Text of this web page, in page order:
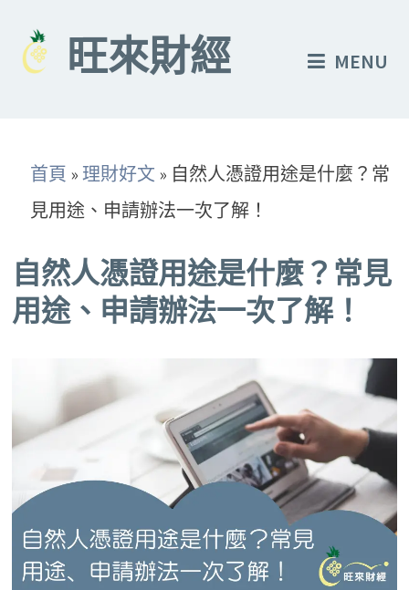
content
旺來財經 MENU
首頁 »理財好文 » 自然人憑證用途是什麼？常
見用途、申請辦法一次了解！
自然人憑證用途是什麼？常見
用途、申請辦法一次了解！